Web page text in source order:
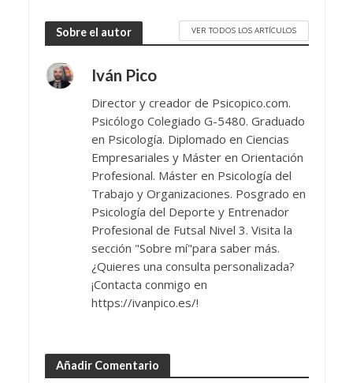
Sobre el autor VER TODOS LOS ARTÍCULOS
Iván Pico
Director y creador de Psicopico.com.
Psicólogo Colegiado G-5480. Graduado
en Psicología. Diplomado en Ciencias
Empresariales y Máster en Orientación
Profesional. Máster en Psicología del
Trabajo y Organizaciones. Posgrado en
Psicología del Deporte y Entrenador
Profesional de Futsal Nivel 3. Visita la
sección "Sobre mí"para saber más.
¿Quieres una consulta personalizada?
¡Contacta conmigo en
https://ivanpico.es/!
Añadir Comentario